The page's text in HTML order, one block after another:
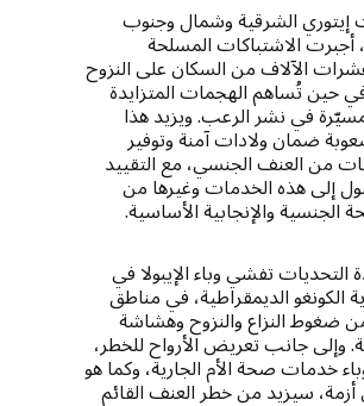
الشرقية وشمال وجنوب
الاشتباكات المسلحة
الآلاف من السكان على النزوح
حين تُساهم الهجمات المتزايدة
في نشر الرعب. ويزيد هذا
ضمان ولادات آمنة وتوفير
من العنف الجنسي، مع التقييد
إلى هذه الخدمات وغيرها من
والإنجابية الأساسية.
تفشي وباء الإيبولا في
الديمقراطية، في مناطق
ضغوط النزاع والنزوح وهشاشة
وإلى جانب تعريض الأرواح للخطر،
خدمات صحة الأم الجارية، وكما هو
سيزيد من خطر العنف القائم